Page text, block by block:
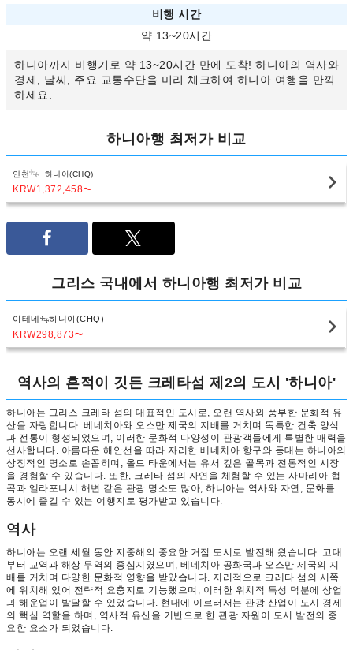
비행 시간
약 13~20시간
하니아까지 비행기로 약 13~20시간 만에 도착! 하니아의 역사와
경제, 날씨, 주요 교통수단을 미리 체크하여 하니아 여행을 만끽
하세요.
하니아행 최저가 비교
인천 하니아(CHQ)
KRW1,372,458〜
그리스 국내에서 하니아행 최저가 비교
아테네 하니아(CHQ)
KRW298,873〜
역사의 흔적이 깃든 크레타섬 제2의 도시 '하니아'
하니아는 그리스 크레타 섬의 대표적인 도시로, 오랜 역사와 풍부한 문화적 유
산을 자랑합니다. 베네치아와 오스만 제국의 지배를 거치며 독특한 건축 양식
과 전통이 형성되었으며, 이러한 문화적 다양성이 관광객들에게 특별한 매력을
선사합니다. 아름다운 해안선을 따라 자리한 베네치아 항구와 등대는 하니아의
상징적인 명소로 손꼽히며, 올드 타운에서는 유서 깊은 골목과 전통적인 시장
을 경험할 수 있습니다. 또한, 크레타 섬의 자연을 체험할 수 있는 사마리아 협
곡과 엘라포니시 해변 같은 관광 명소도 많아, 하니아는 역사와 자연, 문화를
동시에 즐길 수 있는 여행지로 평가받고 있습니다.
역사
하니아는 오랜 세월 동안 지중해의 중요한 거점 도시로 발전해 왔습니다. 고대
부터 교역과 해상 무역의 중심지였으며, 베네치아 공화국과 오스만 제국의 지
배를 거치며 다양한 문화적 영향을 받았습니다. 지리적으로 크레타 섬의 서쪽
에 위치해 있어 전략적 요충지로 기능했으며, 이러한 위치적 특성 덕분에 상업
과 해운업이 발달할 수 있었습니다. 현대에 이르러서는 관광 산업이 도시 경제
의 핵심 역할을 하며, 역사적 유산을 기반으로 한 관광 자원이 도시 발전의 중
요한 요소가 되었습니다.